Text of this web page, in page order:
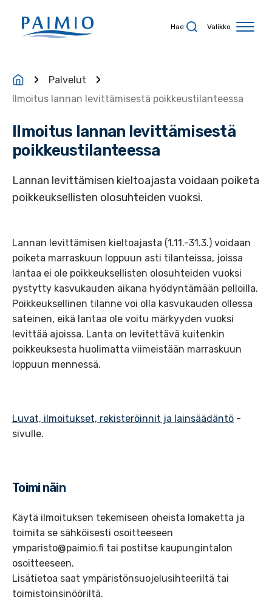
Hae Valikko
Palvelut
Ilmoitus lannan levittämisestä poikkeustilanteessa
Ilmoitus lannan levittämisestä
poikkeustilanteessa
Lannan levittämisen kieltoajasta voidaan poiketa
poikkeuksellisten olosuhteiden vuoksi.
Lannan levittämisen kieltoajasta (1.11.-31.3.) voidaan
poiketa marraskuun loppuun asti tilanteissa, joissa
lantaa ei ole poikkeuksellisten olosuhteiden vuoksi
pystytty kasvukauden aikana hyödyntämään pelloilla.
Poikkeuksellinen tilanne voi olla kasvukauden ollessa
sateinen, eikä lantaa ole voitu märkyyden vuoksi
levittää ajoissa. Lanta on levitettävä kuitenkin
poikkeuksesta huolimatta viimeistään marraskuun
loppuun mennessä.
Luvat, ilmoitukset, rekisteröinnit ja lainsäädäntö -
sivulle.
Toimi näin
Käytä ilmoituksen tekemiseen oheista lomaketta ja
toimita se sähköisesti osoitteeseen
ymparisto@paimio.fi tai postitse kaupungintalon
osoitteeseen.
Lisätietoa saat ympäristönsuojelusihteeriltä tai
toimistoinsinööriltä.